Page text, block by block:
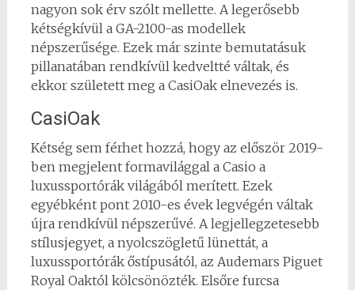
nagyon sok érv szólt mellette. A legerősebb
kétségkívül a GA-2100-as modellek
népszerűsége. Ezek már szinte bemutatásuk
pillanatában rendkívül kedveltté váltak, és
ekkor született meg a CasiOak elnevezés is.
CasiOak
Kétség sem férhet hozzá, hogy az először 2019-
ben megjelent formavilággal a Casio a
luxussportórák világából merített. Ezek
egyébként pont 2010-es évek legvégén váltak
újra rendkívül népszerűvé. A legjellegzetesebb
stílusjegyet, a nyolcszögletű lünettát, a
luxussportórák őstípusától, az Audemars Piguet
Royal Oaktól kölcsönözték. Elsőre furcsa